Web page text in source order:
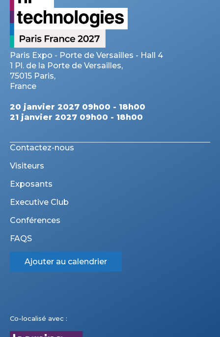
Paris Expo - Porte de Versailles - Hall 4
1 Pl. de la Porte de Versailles,
75015 Paris,
France
20 janvier 2027 09h00 - 18h00
21 janvier 2027 09h00 - 18h00
Contactez-nous
Visiteurs
Exposants
Executive Club
Conférences
FAQS
Ajouter au calendrier
Co-localisé avec :